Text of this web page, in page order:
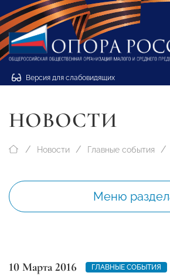
Версия для слабовидящих
НОВОСТИ
Новости Главные события
Меню
10 Марта 2016 ГЛАВНЫЕ СОБЫТИЯ